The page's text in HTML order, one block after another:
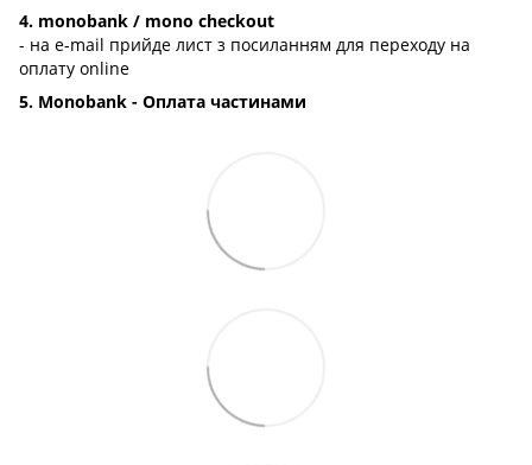
4. monobank / mono checkout
- на e-mail прийде лист з посиланням для переходу на
оплату online
5. Monobank - Оплата частинами